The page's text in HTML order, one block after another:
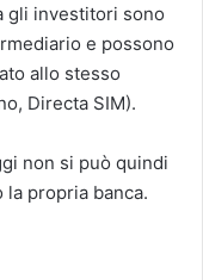
gli investitori sono
e possono
allo stesso
Directa SIM).
non si può quindi
propria banca.